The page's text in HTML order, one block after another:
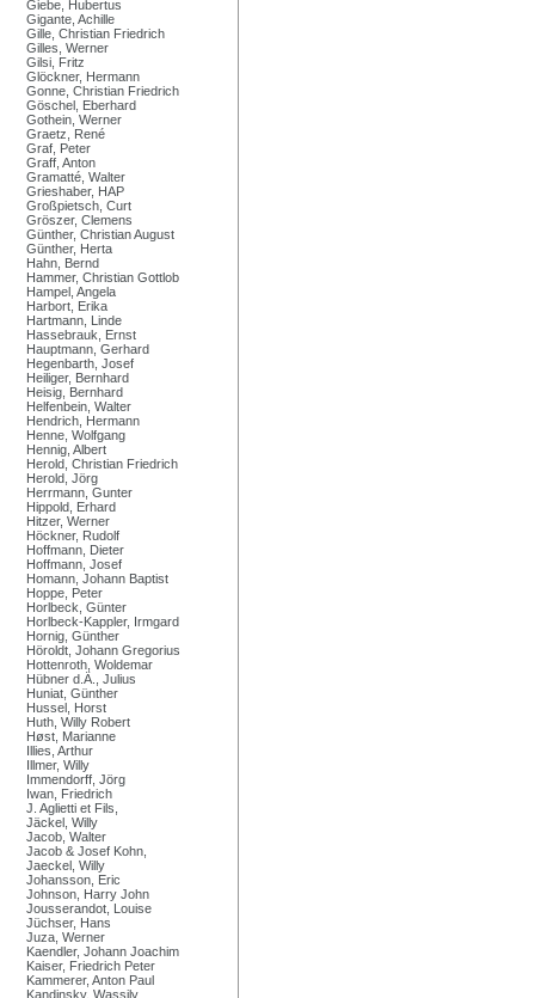
Giebe, Hubertus
Gigante, Achille
Gille, Christian Friedrich
Gilles, Werner
Gilsi, Fritz
Glöckner, Hermann
Gonne, Christian Friedrich
Göschel, Eberhard
Gothein, Werner
Graetz, René
Graf, Peter
Graff, Anton
Gramatté, Walter
Grieshaber, HAP
Großpietsch, Curt
Gröszer, Clemens
Günther, Christian August
Günther, Herta
Hahn, Bernd
Hammer, Christian Gottlob
Hampel, Angela
Harbort, Erika
Hartmann, Linde
Hassebrauk, Ernst
Hauptmann, Gerhard
Hegenbarth, Josef
Heiliger, Bernhard
Heisig, Bernhard
Helfenbein, Walter
Hendrich, Hermann
Henne, Wolfgang
Hennig, Albert
Herold, Christian Friedrich
Herold, Jörg
Herrmann, Gunter
Hippold, Erhard
Hitzer, Werner
Höckner, Rudolf
Hoffmann, Dieter
Hoffmann, Josef
Homann, Johann Baptist
Hoppe, Peter
Horlbeck, Günter
Horlbeck-Kappler, Irmgard
Hornig, Günther
Höroldt, Johann Gregorius
Hottenroth, Woldemar
Hübner d.Ä., Julius
Huniat, Günther
Hussel, Horst
Huth, Willy Robert
Høst, Marianne
Illies, Arthur
Illmer, Willy
Immendorff, Jörg
Iwan, Friedrich
J. Aglietti et Fils,
Jäckel, Willy
Jacob, Walter
Jacob & Josef Kohn,
Jaeckel, Willy
Johansson, Eric
Johnson, Harry John
Jousserandot, Louise
Jüchser, Hans
Juza, Werner
Kaendler, Johann Joachim
Kaiser, Friedrich Peter
Kammerer, Anton Paul
Kandinsky, Wassily